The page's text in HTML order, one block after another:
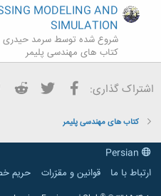
MODELING AND
SIMULATION
شروع شده توسط سرمد حیدری
کتاب های مهندسی پلیمر
شروع شده توسط soroush66
کتاب های مهندسی پلیمر
Processing Operations
کتاب های مهندسی پلیمر
اشتراک گذاری: فیسبوک تویتر
کتاب های مهندسی پلیمر
ارتباط با ما
قوانین و مقرّرات حریم